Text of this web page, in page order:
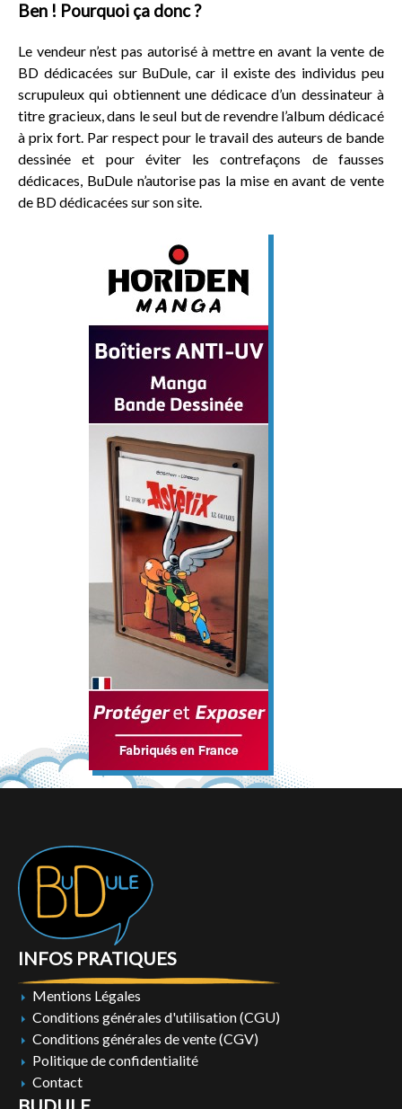
Ben ! Pourquoi ça donc ?
Le vendeur n’est pas autorisé à mettre en avant la vente de
BD dédicacées sur BuDule, car il existe des individus peu
scrupuleux qui obtiennent une dédicace d’un dessinateur à
titre gracieux, dans le seul but de revendre l’album dédicacé
à prix fort. Par respect pour le travail des auteurs de bande
dessinée et pour éviter les contrefaçons de fausses
dédicaces, BuDule n’autorise pas la mise en avant de vente
de BD dédicacées sur son site.
INFOS PRATIQUES
Mentions Légales
Conditions générales d'utilisation (CGU)
Conditions générales de vente (CGV)
Politique de confidentialité
Contact